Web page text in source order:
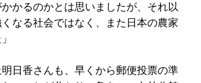
かるのかとは思いましたが、それ以
なる社会ではなく、また日本の農家
日香さんも、早くから郵便投票の準